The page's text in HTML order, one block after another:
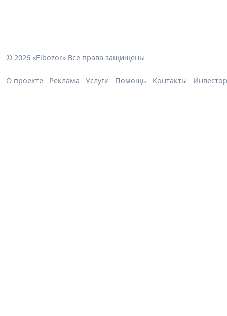
© 2026 «Elbozor» Все права защищены
О проекте Реклама Услуги Помощь Контакты